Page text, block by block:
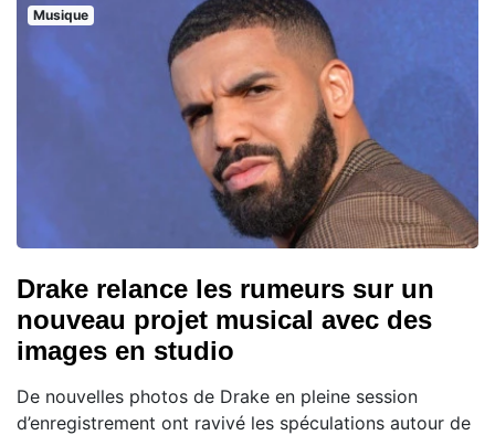
Musique
Drake relance les rumeurs sur un
nouveau projet musical avec des
images en studio
De nouvelles photos de Drake en pleine session
d’enregistrement ont ravivé les spéculations autour de